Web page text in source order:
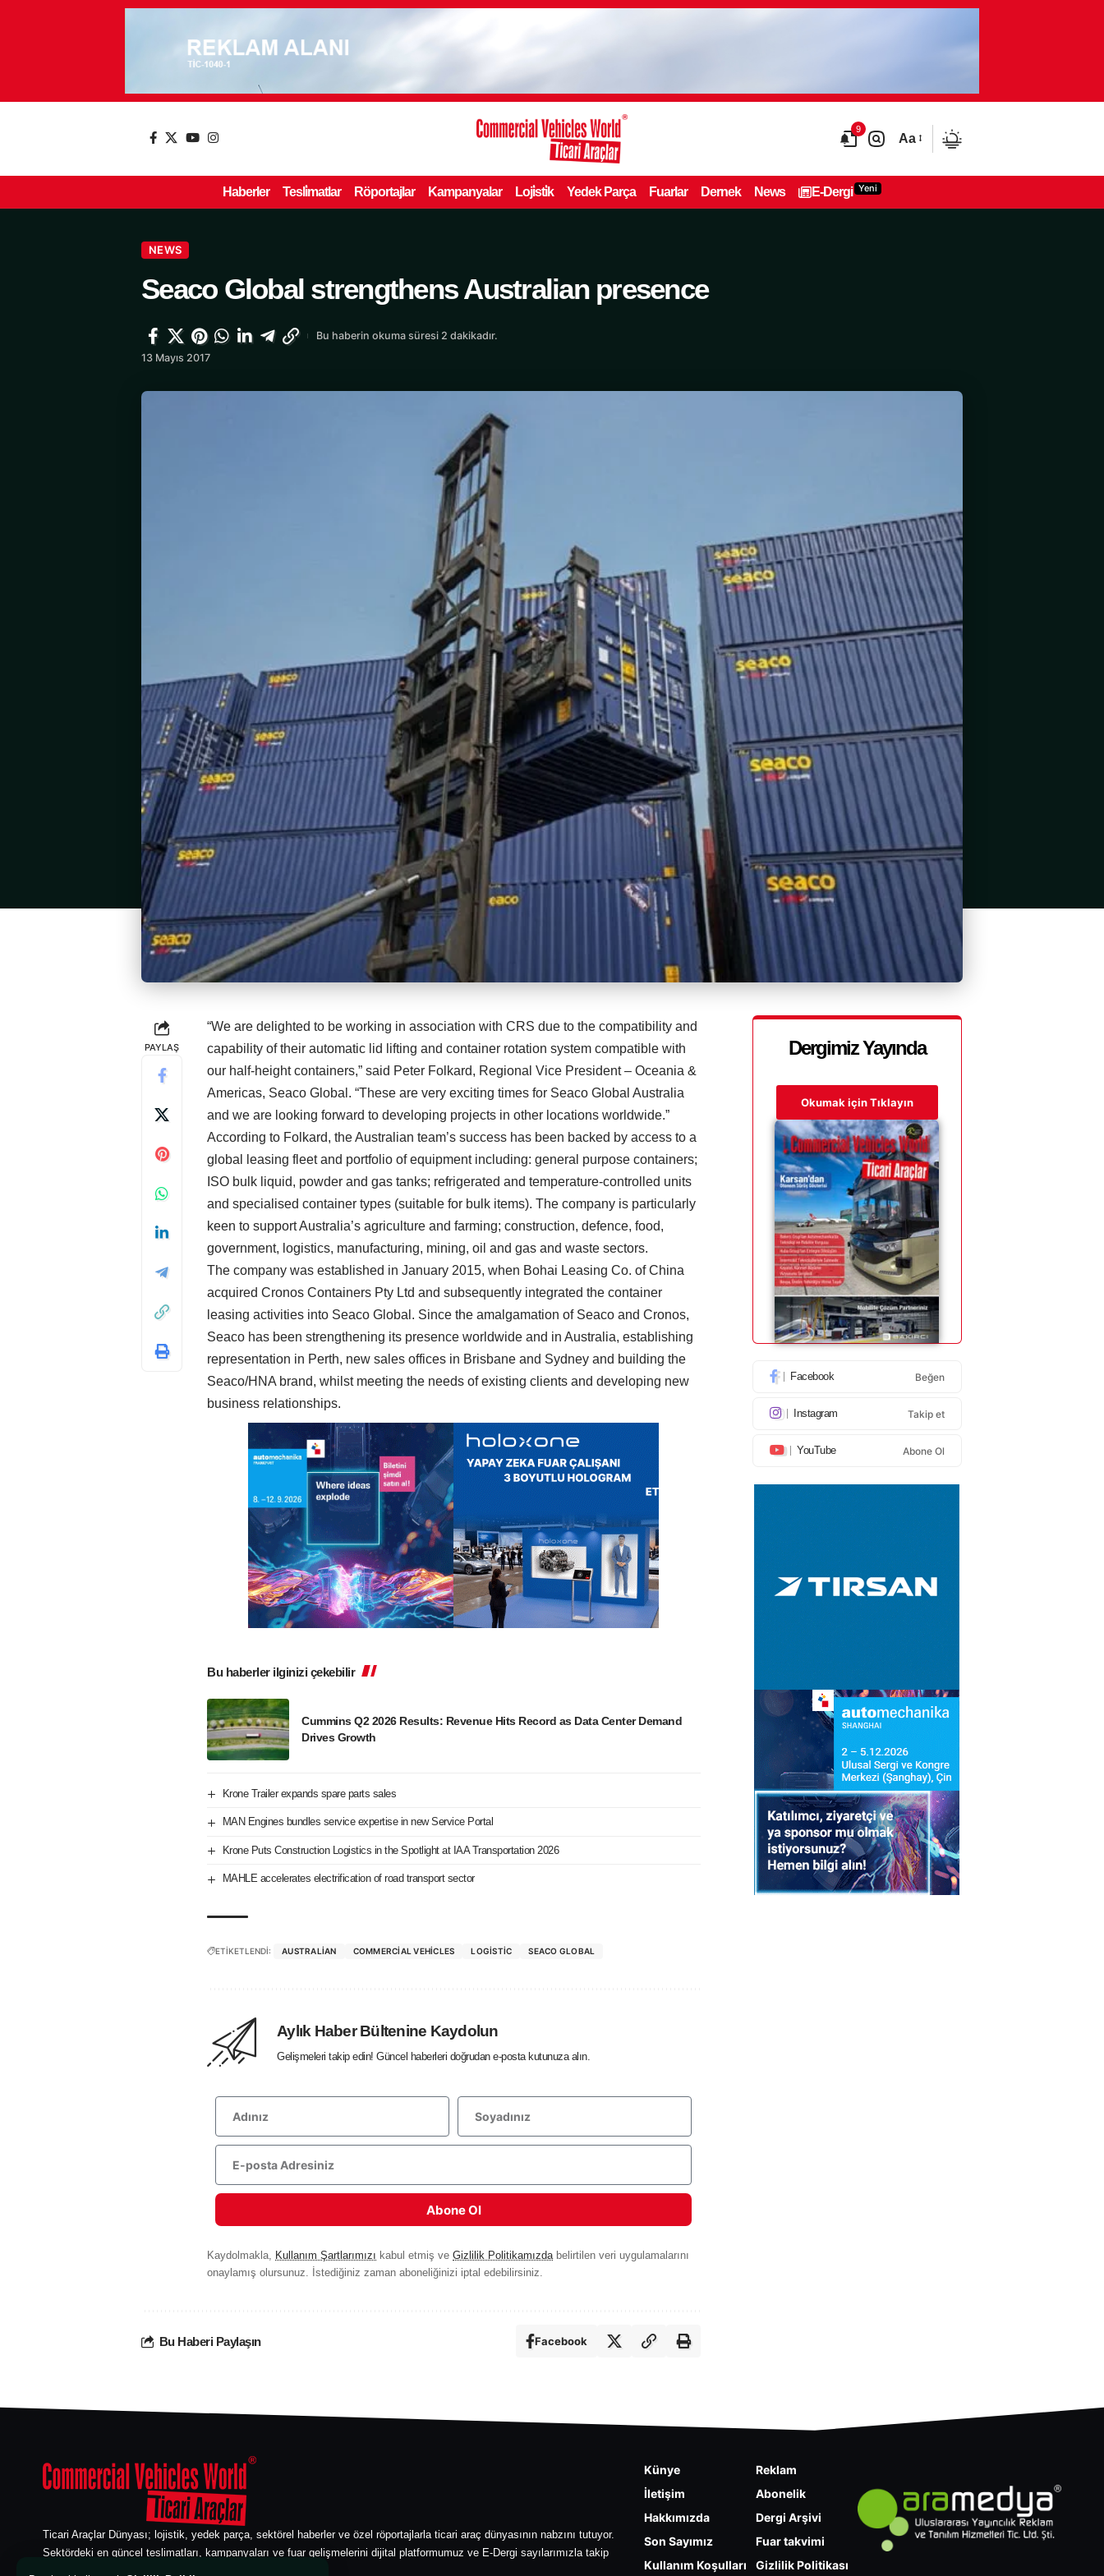
9
Aa
Haberler Tesli̇matlar Röportajlar Kampanyalar Loji̇sti̇k Yedek Parça Fuarlar Dernek News E-Dergi Yeni
NEWS
Seaco Global strengthens Australian presence
13 Mayıs 2017
Bu haberin okuma süresi 2 dakikadır.
PAYLAŞ
“We are delighted to be working in association with CRS due to the compatibility and
capability of their automatic lid lifting and container rotation system compatible with
our half-height containers,” said Peter Folkard, Regional Vice President – Oceania &
Americas, Seaco Global. “These are very exciting times for Seaco Global Australia
and we are looking forward to developing projects in other locations worldwide.”
According to Folkard, the Australian team’s success has been backed by access to a
global leasing fleet and portfolio of equipment including: general purpose containers;
ISO bulk liquid, powder and gas tanks; refrigerated and temperature-controlled units
and specialised container types (suitable for bulk items). The company is particularly
keen to support Australia’s agriculture and farming; construction, defence, food,
government, logistics, manufacturing, mining, oil and gas and waste sectors.
The company was established in January 2015, when Bohai Leasing Co. of China
acquired Cronos Containers Pty Ltd and subsequently integrated the container
leasing activities into Seaco Global. Since the amalgamation of Seaco and Cronos,
Seaco has been strengthening its presence worldwide and in Australia, establishing
representation in Perth, new sales offices in Brisbane and Sydney and building the
Seaco/HNA brand, whilst meeting the needs of existing clients and developing new
business relationships.
Bu haberler ilginizi çekebilir
Cummins Q2 2026 Results: Revenue Hits Record as Data Center Demand
Drives Growth
Krone Trailer expands spare parts sales
MAN Engines bundles service expertise in new Service Portal
Krone Puts Construction Logistics in the Spotlight at IAA Transportation 2026
MAHLE accelerates electrification of road transport sector
ETİKETLENDİ: AUSTRALIAN COMMERCIAL VEHICLES LOGISTIC SEACO GLOBAL
Aylık Haber Bültenine Kaydolun
Gelişmeleri takip edin! Güncel haberleri doğrudan e-posta kutunuza alın.
Abone Ol
Kaydolmakla, Kullanım Şartlarımızı kabul etmiş ve Gizlilik Politikamızdabelirtilen veri uygulamalarını
onaylamış olursunuz. İstediğiniz zaman aboneliğinizi iptal edebilirsiniz.
Bu Haberi Paylaşın Facebook
Dergimiz Yayında
Okumak için Tıklayın
Facebook Beğen
Instagram Takip et
YouTube Abone Ol
Ticari Araçlar Dünyası; lojistik, yedek parça, sektörel haberler ve özel röportajlarla ticari araç dünyasının nabzını tutuyor.
Sektördeki en güncel teslimatları, kampanyaları ve fuar gelişmelerini dijital platformumuz ve E-Dergi sayılarımızla takip
Künye
İletişim
Hakkımızda
Son Sayımız
Kullanım Koşulları
Reklam
Abonelik
Dergi Arşivi
Fuar takvimi
Gizlilik Politikası